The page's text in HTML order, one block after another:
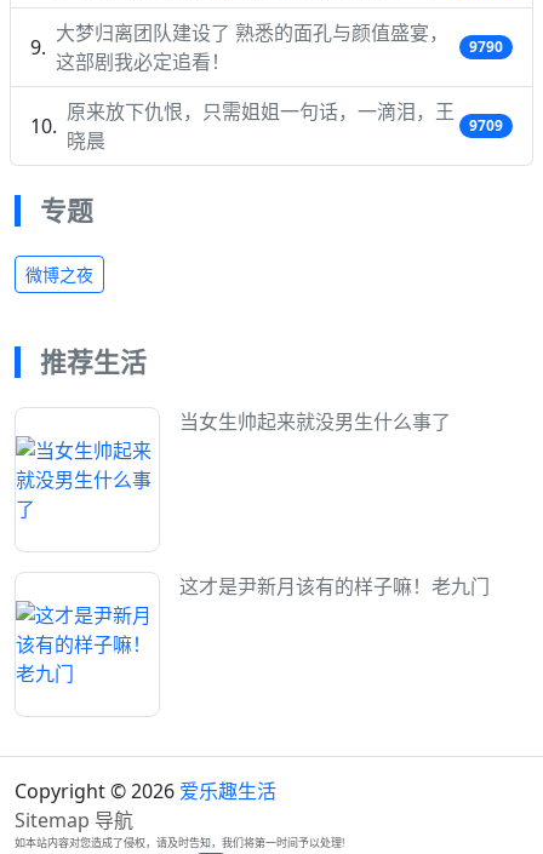
大梦归离团队建设了 熟悉的面孔与颜值盛宴，
这部剧我必定追看！
9790
原来放下仇恨，只需姐姐一句话，一滴泪，王
晓晨
9709
专题
微博之夜
推荐生活
当女生帅起来就没男生什么事了
这才是尹新月该有的样子嘛！老九门
Copyright © 2026 爱乐趣生活
Sitemap 导航
如本站内容对您造成了侵权，请及时告知，我们将第一时间予以处理!